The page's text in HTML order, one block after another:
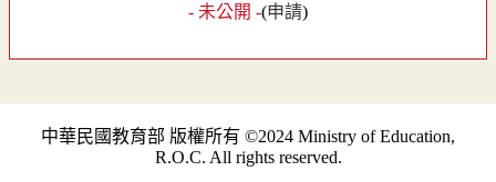
- 未公開 -(申請)
中華民國教育部 版權所有 ©2024 Ministry of Education,
R.O.C. All rights reserved.